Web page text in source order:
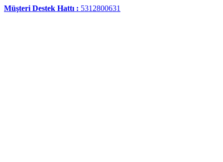
Müşteri Destek Hattı : 5312800631